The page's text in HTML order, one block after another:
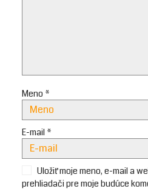
Meno *
E-mail *
Uložiť moje meno, e-mail a
prehliadači pre moje budúce